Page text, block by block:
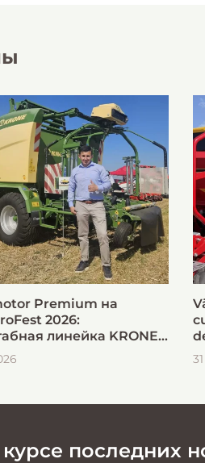
Premium на
2026:
линейка KRONE
и эффективной
кормов
последних